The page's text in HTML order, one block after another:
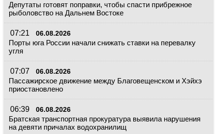
Депутаты готовят поправки, чтобы спасти прибрежное
рыболовство на Дальнем Востоке
07:21 06.08.2026
Порты юга России начали снижать ставки на перевалку
угля
07:07 06.08.2026
Пассажирское движение между Благовещенском и Хэйхэ
приостановлено
06:39 06.08.2026
Братская транспортная прокуратура выявила нарушения
на девяти причалах водохранилищ